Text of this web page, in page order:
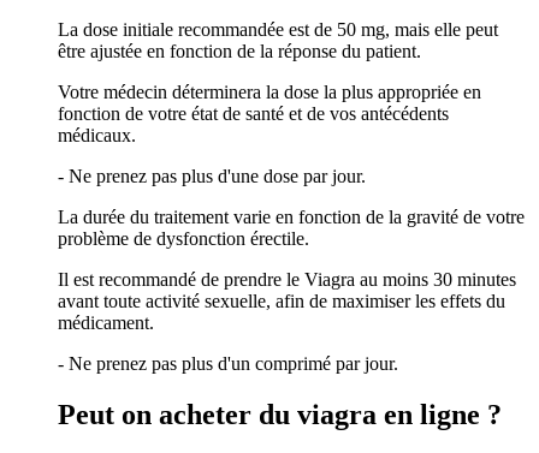
La dose initiale recommandée est de 50 mg, mais elle peut
être ajustée en fonction de la réponse du patient.
Votre médecin déterminera la dose la plus appropriée en
fonction de votre état de santé et de vos antécédents
médicaux.
- Ne prenez pas plus d'une dose par jour.
La durée du traitement varie en fonction de la gravité de votre
problème de dysfonction érectile.
Il est recommandé de prendre le Viagra au moins 30 minutes
avant toute activité sexuelle, afin de maximiser les effets du
médicament.
- Ne prenez pas plus d'un comprimé par jour.
Peut on acheter du viagra en ligne ?